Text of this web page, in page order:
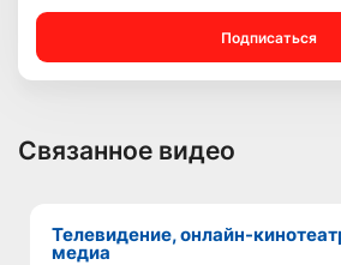
Подписаться
Связанное видео
Телевидение, онлайн-кинотеатры, контент,
медиа